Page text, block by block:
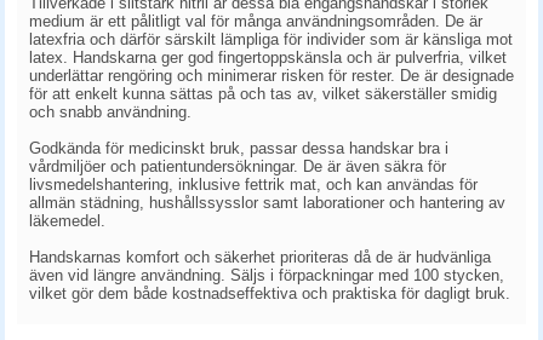
medium är ett pålitligt val för många användningsområden. De är
latexfria och därför särskilt lämpliga för individer som är känsliga mot
latex. Handskarna ger god fingertoppskänsla och är pulverfria, vilket
underlättar rengöring och minimerar risken för rester. De är designade
för att enkelt kunna sättas på och tas av, vilket säkerställer smidig
och snabb användning.
Godkända för medicinskt bruk, passar dessa handskar bra i
vårdmiljöer och patientundersökningar. De är även säkra för
livsmedelshantering, inklusive fettrik mat, och kan användas för
allmän städning, hushållssysslor samt laborationer och hantering av
läkemedel.
Handskarnas komfort och säkerhet prioriteras då de är hudvänliga
även vid längre användning. Säljs i förpackningar med 100 stycken,
vilket gör dem både kostnadseffektiva och praktiska för dagligt bruk.